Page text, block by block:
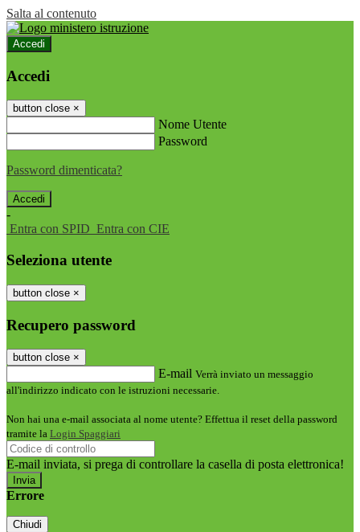
Salta al contenuto
Accedi
Accedi
button close ×
Nome Utente
Password
Password dimenticata?
-
Entra con SPID Entra con CIE
Seleziona utente
button close ×
Recupero password
button close ×
E-mail Verrà inviato un messaggio
all'indirizzo indicato con le istruzioni necessarie.
Non hai una e-mail associata al nome utente? Effettua il reset della password
tramite la Login Spaggiari
E-mail inviata, si prega di controllare la casella di posta elettronica!
Errore
Chiudi